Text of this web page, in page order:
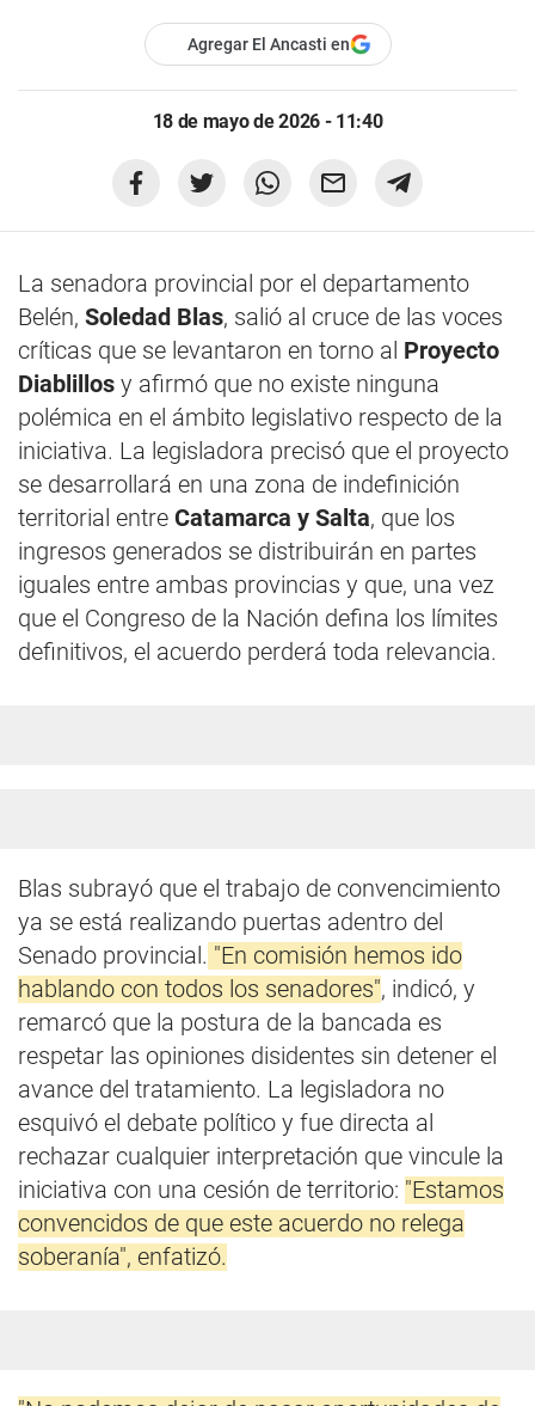
Agregar El Ancasti en
18 de mayo de 2026 - 11:40
La senadora provincial por el departamento
Belén, Soledad Blas, salió al cruce de las voces
críticas que se levantaron en torno al Proyecto
Diablillos y afirmó que no existe ninguna
polémica en el ámbito legislativo respecto de la
iniciativa. La legisladora precisó que el proyecto
se desarrollará en una zona de indefinición
territorial entre Catamarca y Salta, que los
ingresos generados se distribuirán en partes
iguales entre ambas provincias y que, una vez
que el Congreso de la Nación defina los límites
definitivos, el acuerdo perderá toda relevancia.
Blas subrayó que el trabajo de convencimiento
ya se está realizando puertas adentro del
Senado provincial. "En comisión hemos ido
hablando con todos los senadores", indicó, y
remarcó que la postura de la bancada es
respetar las opiniones disidentes sin detener el
avance del tratamiento. La legisladora no
esquivó el debate político y fue directa al
rechazar cualquier interpretación que vincule la
iniciativa con una cesión de territorio: "Estamos
convencidos de que este acuerdo no relega
soberanía", enfatizó.